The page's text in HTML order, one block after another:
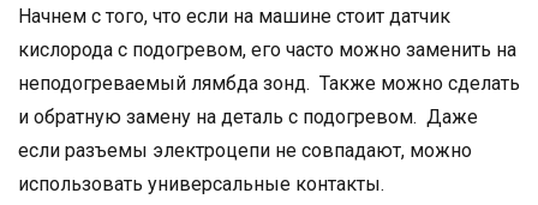
Начнем с того, что если на машине стоит датчик
кислорода с подогревом, его часто можно заменить на
неподогреваемый лямбда зонд. Также можно сделать
и обратную замену на деталь с подогревом. Даже
если разъемы электроцепи не совпадают, можно
использовать универсальные контакты.